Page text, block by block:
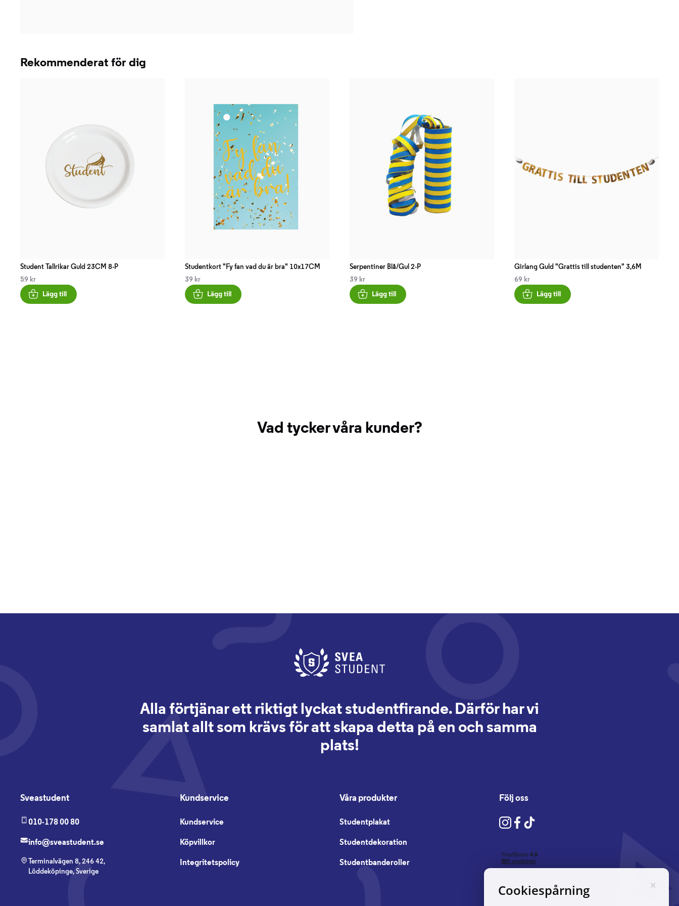
Rekommenderat för dig
Student Tallrikar Guld 23CM 8-P
Lägg till
59 kr
Studentkort "Fy fan vad du är bra" 10x17CM
Lägg till
39 kr
Serpentiner Blå/Gul 2-P
Lägg till
39 kr
Girlang Guld "Grattis till studenten" 3,6M
Lägg till
69 kr
Vad tycker våra kunder?
Alla förtjänar ett riktigt lyckat studentfirande. Därför har vi
samlat allt som krävs för att skapa detta på en och samma
plats!
Sveastudent
010-178 00 80
info@sveastudent.se
Terminalvägen 8, 246 42,
Löddeköpinge, Sverige
Kundservice
Kundservice
Köpvillkor
Integritetspolicy
Våra produkter
Studentplakat
Studentdekoration
Studentbanderoller
Följ oss
×
Cookiespårning